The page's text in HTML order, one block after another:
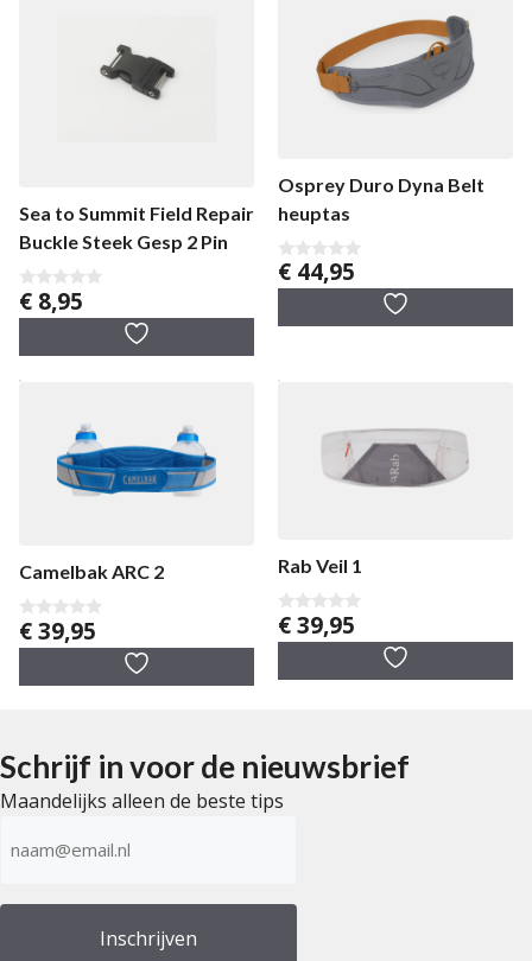
Sea to Summit Field Repair
Buckle Steek Gesp 2 Pin
0
v
€ 8,95
Osprey Duro Dyna Belt
heuptas
0
v
€ 44,95
Camelbak ARC 2
0
v
5
€39,95
Rab Veil 1
0
v
€39,95
Schrijf in voor de nieuwsbrief
Maandelijks alleen de beste tips
mailadres